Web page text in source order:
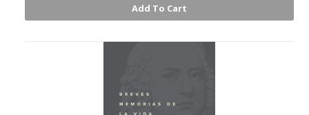
Add To Cart